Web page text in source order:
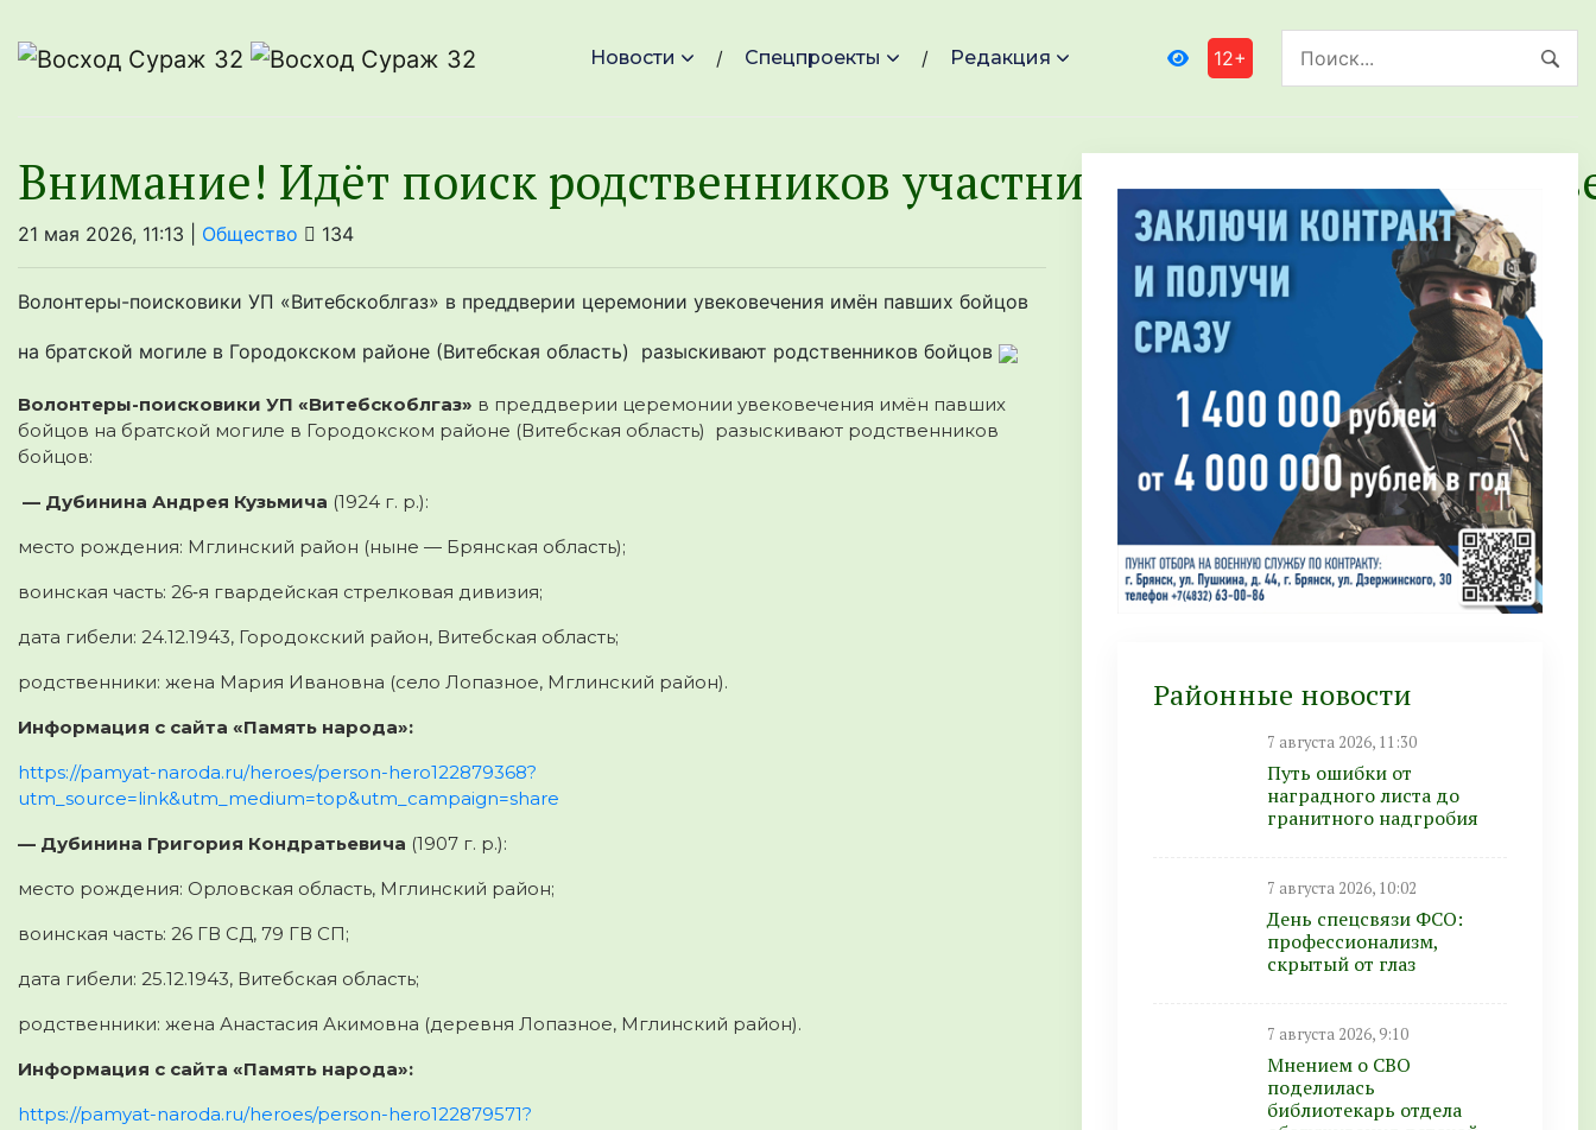
Новости Спецпроекты Редакция 12+
Внимание! Идёт поиск родственников участников Великой
21 мая 2026, 11:13 | Общество 134
Волонтеры-поисковики УП «Витебскоблгаз» в преддверии церемонии увековечения имён павших бойцов
на братской могиле в Городокском районе (Витебская область) разыскивают родственников бойцов
Волонтеры-поисковики УП «Витебскоблгаз» в преддверии церемонии увековечения имён павших
бойцов на братской могиле в Городокском районе (Витебская область) разыскивают родственников
бойцов:
— Дубинина Андрея Кузьмича (1924 г. р.):
место рождения: Мглинский район (ныне — Брянская область);
воинская часть: 26‑я гвардейская стрелковая дивизия;
дата гибели: 24.12.1943, Городокский район, Витебская область;
родственники: жена Мария Ивановна (село Лопазное, Мглинский район).
Информация с сайта «Память народа»:
https://pamyat-naroda.ru/heroes/person-hero122879368?
utm_source=link&utm_medium=top&utm_campaign=share
— Дубинина Григория Кондратьевича (1907 г. р.):
место рождения: Орловская область, Мглинский район;
воинская часть: 26 ГВ СД, 79 ГВ СП;
дата гибели: 25.12.1943, Витебская область;
родственники: жена Анастасия Акимовна (деревня Лопазное, Мглинский район).
Информация с сайта «Память народа»:
https://pamyat-naroda.ru/heroes/person-hero122879571?
Районные новости
7 августа 2026, 11:30
Путь ошибки от
наградного листа до
гранитного надгробия
7 августа 2026, 10:02
День спецсвязи ФСО:
профессионализм,
скрытый от глаз
7 августа 2026, 9:10
Мнением о СВО
поделилась
библиотекарь отдела